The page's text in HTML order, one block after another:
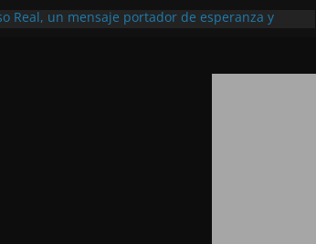
Real, un mensaje portador de esperanza y
al servicio de los grandes proyectos de